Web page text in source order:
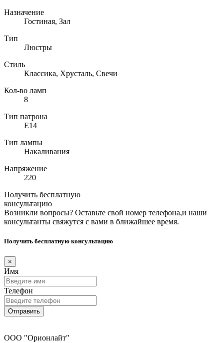
Назначение
Гостиная, Зал
Тип
Люстры
Стиль
Классика, Хрусталь, Свечи
Кол-во ламп
8
Тип патрона
E14
Тип лампы
Накаливания
Напряжение
220
Получить бесплатную
консультацию
Возникли вопросы? Оставьте свой номер телефона,и наши
консультанты свяжутся с вами в ближайшее время.
Получить бесплатную консультацию
×
Имя
Телефон
Отправить
ООО "Орионлайт"